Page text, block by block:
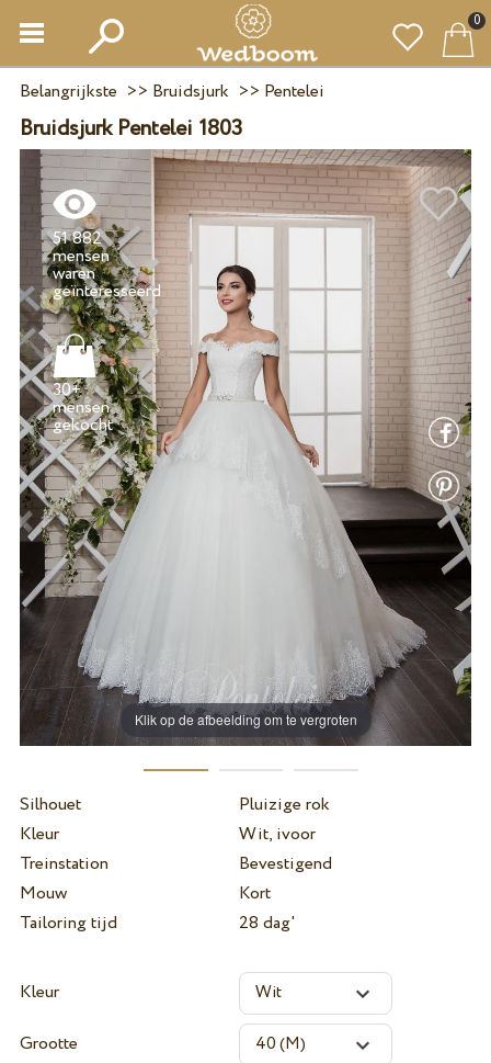
0
Belangrijkste >> Bruidsjurk >> Pentelei
Bruidsjurk Pentelei 1803
Klik op de afbeelding om te vergroten
51 882
mensen
waren
geïnteresseerd
30+
mensen
gekocht
Silhouet
Pluizige rok
Kleur
Wit, ivoor
Treinstation
Bevestigend
Mouw
Kort
Tailoring tijd
28 dag'
Kleur
Grootte